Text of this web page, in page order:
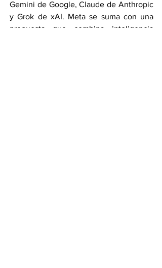
Gemini de Google, Claude de Anthropic
y Grok de xAI. Meta se suma con una
propuesta que combina inteligencia